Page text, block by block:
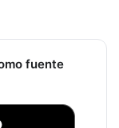
fuente